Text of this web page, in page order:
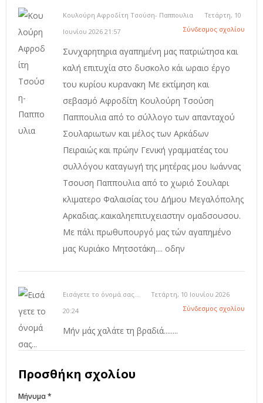
Κουλούρη Αφροδίτη Τσούση- Παππουλια
Τετάρτη, 10
Ιουνίου 2026 21:57
Σύνδεσμος σχολίου
Συνχαρητηρια αγαπημένη μας πατριώτησα και
καλή επιτυχία στο δυσκολο κάι ωραιο έργο
του κυρίου κυρανακη Με εκτίμηση και
σεβασμό Αφροδίτη Κουλούρη Τσούση
Παππουλια από το σύλλογο των απανταχού
Σουλαριωτων και μέλος των Αρκάδων
Πειραιώς και πρώην Γενική γραμματέας του
συλλόγου καταγωγή της μητέρας μου Ιωάννας
Τσουση Παππουλια από το χωριό Σουλαρι
κλιματερο Φαλαισίας του Δήμου Μεγαλόπολης
Αρκαδιας..καικαληεπιτυχειαστην ομαδσουσου.
Με πάλι πρωθυπουργό μας τών αγαπημένο
μας Κυριάκο Μητσοτάκη.... οδην
Εισάγετε το όνομά σας...
Τετάρτη, 10 Ιουνίου 2026
20:24
Σύνδεσμος σχολίου
Μήν μάς χαλάτε τη βραδιά........
Προσθήκη σχολίου
Μήνυμα *